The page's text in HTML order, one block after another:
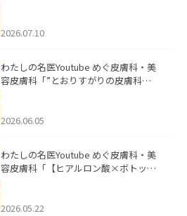
た。
2026.07.10
わたしの名医Youtube めぐ皮膚科・美
容皮膚科「”とおりすがりの皮膚科
2026.06.05
わたしの名医Youtube めぐ皮膚科・美
容皮膚科「【ヒアルロン酸×ボトック
た。
2026.05.22